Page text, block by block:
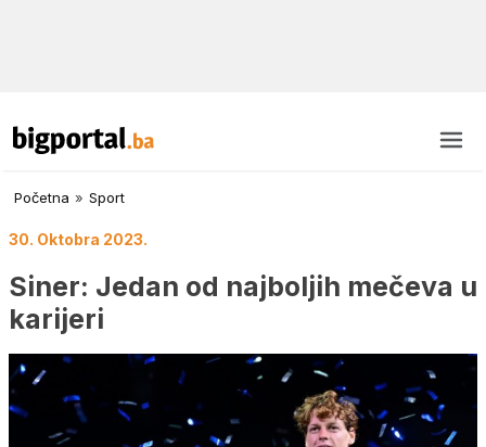
Početna » Sport
30. Oktobra 2023.
Siner: Jedan od najboljih mečeva u
karijeri